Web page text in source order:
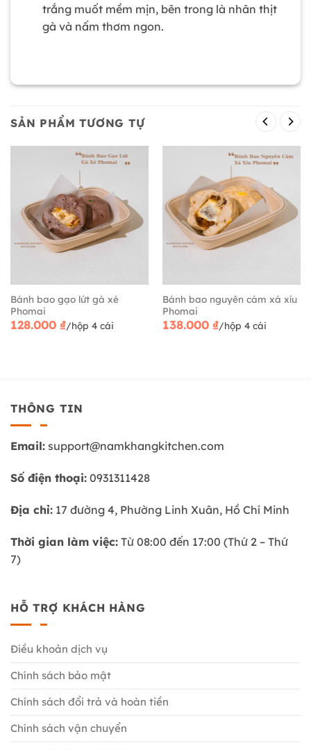
trắng muốt mềm mịn, bên trong là nhân thịt
gà và nấm thơm ngon.
SẢN PHẨM TƯƠNG TỰ
Bánh bao gạo lứt gà xé
Phomai
128.000 ₫/hộp 4 cái
Bánh bao nguyên cám xá xíu
Phomai
138.000 ₫/hộp 4 cái
THÔNG TIN
Email: support@namkhangkitchen.com
Số điện thoại: 0931311428
Địa chỉ: 17 đường 4, Phường Linh Xuân, Hồ Chí Minh
Thời gian làm việc: Từ 08:00 đến 17:00 (Thứ 2 – Thứ
7)
HỖ TRỢ KHÁCH HÀNG
Điều khoản dịch vụ
Chính sách bảo mật
Chính sách đổi trả và hoàn tiền
Chính sách vận chuyển